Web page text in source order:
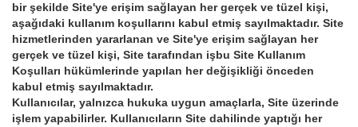
bir şekilde Site'ye erişim sağlayan her gerçek ve tüzel kişi,
aşağıdaki kullanım koşullarını kabul etmiş sayılmaktadır. Site
hizmetlerinden yararlanan ve Site'ye erişim sağlayan her
gerçek ve tüzel kişi, Site tarafından işbu Site Kullanım
Koşulları hükümlerinde yapılan her değişikliği önceden
kabul etmiş sayılmaktadır.
Kullanıcılar, yalnızca hukuka uygun amaçlarla, Site üzerinde
işlem yapabilirler. Kullanıcıların Site dahilinde yaptığı her